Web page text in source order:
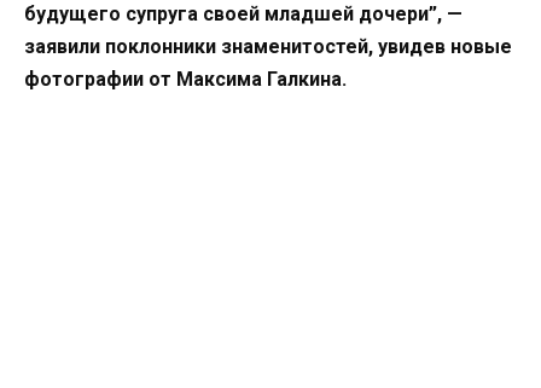
будущего супруга своей младшей дочери”, —
заявили поклонники знаменитостей, увидев новые
фотографии от Максима Галкина.